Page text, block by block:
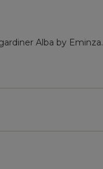
Alba by Eminza.